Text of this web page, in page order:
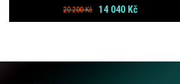
20 200 Kč 14 040 Kč